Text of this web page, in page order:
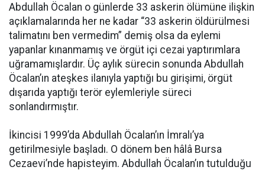
Abdullah Öcalan o günlerde 33 askerin ölümüne ilişkin
açıklamalarında her ne kadar “33 askerin öldürülmesi
talimatını ben vermedim” demiş olsa da eylemi
yapanlar kınanmamış ve örgüt içi cezai yaptırımlara
uğramamışlardır. Üç aylık sürecin sonunda Abdullah
Öcalan’ın ateşkes ilanıyla yaptığı bu girişimi, örgüt
dışarıda yaptığı terör eylemleriyle süreci
sonlandırmıştır.
İkincisi 1999’da Abdullah Öcalan’ın İmralı’ya
getirilmesiyle başladı. O dönem ben hâlâ Bursa
Cezaevi’nde hapisteyim. Abdullah Öcalan’ın tutulduğu